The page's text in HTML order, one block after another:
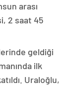
arası
2 saat 45
geldiği
ilk
Uraloğlu,